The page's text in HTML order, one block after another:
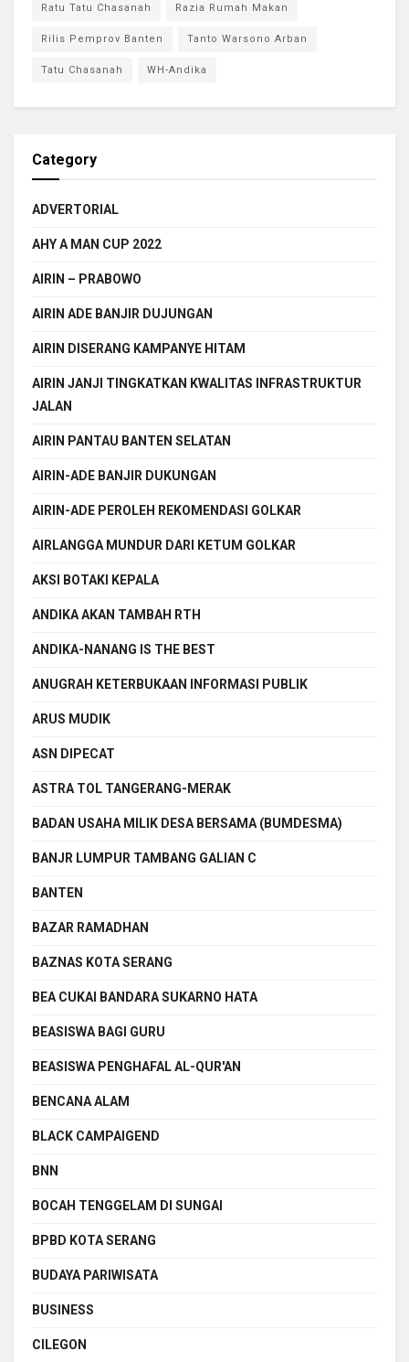
Ratu Tatu Chasanah Razia Rumah Makan
Rilis Pemprov Banten Tanto Warsono Arban
Tatu Chasanah WH-Andika
Category
ADVERTORIAL
AHY A MAN CUP 2022
AIRIN – PRABOWO
AIRIN ADE BANJIR DUJUNGAN
AIRIN DISERANG KAMPANYE HITAM
AIRIN JANJI TINGKATKAN KWALITAS INFRASTRUKTUR
JALAN
AIRIN PANTAU BANTEN SELATAN
AIRIN-ADE BANJIR DUKUNGAN
AIRIN-ADE PEROLEH REKOMENDASI GOLKAR
AIRLANGGA MUNDUR DARI KETUM GOLKAR
AKSI BOTAKI KEPALA
ANDIKA AKAN TAMBAH RTH
ANDIKA-NANANG IS THE BEST
ANUGRAH KETERBUKAAN INFORMASI PUBLIK
ARUS MUDIK
ASN DIPECAT
ASTRA TOL TANGERANG-MERAK
BADAN USAHA MILIK DESA BERSAMA (BUMDESMA)
BANJR LUMPUR TAMBANG GALIAN C
BANTEN
BAZAR RAMADHAN
BAZNAS KOTA SERANG
BEA CUKAI BANDARA SUKARNO HATA
BEASISWA BAGI GURU
BEASISWA PENGHAFAL AL-QUR'AN
BENCANA ALAM
BLACK CAMPAIGEND
BNN
BOCAH TENGGELAM DI SUNGAI
BPBD KOTA SERANG
BUDAYA PARIWISATA
BUSINESS
CILEGON